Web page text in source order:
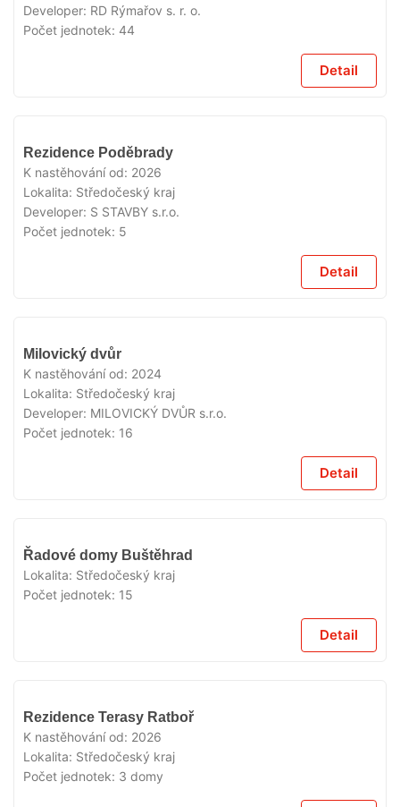
Developer: RD Rýmařov s. r. o.
Počet jednotek: 44
Detail
Rezidence Poděbrady
K nastěhování od: 2026
Lokalita: Středočeský kraj
Developer: S STAVBY s.r.o.
Počet jednotek: 5
Detail
Milovický dvůr
K nastěhování od: 2024
Lokalita: Středočeský kraj
Developer: MILOVICKÝ DVŮR s.r.o.
Počet jednotek: 16
Detail
Řadové domy Buštěhrad
Lokalita: Středočeský kraj
Počet jednotek: 15
Detail
Rezidence Terasy Ratboř
K nastěhování od: 2026
Lokalita: Středočeský kraj
Počet jednotek: 3 domy